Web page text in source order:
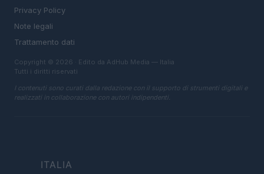
Privacy Policy
Note legali
Trattamento dati
Copyright © 2026 · Edito da AdHub Media — Italia
Tutti i diritti riservati
I contenuti sono curati dalla redazione con il supporto di strumenti digitali e
realizzati in collaborazione con autori indipendenti.
ITALIA